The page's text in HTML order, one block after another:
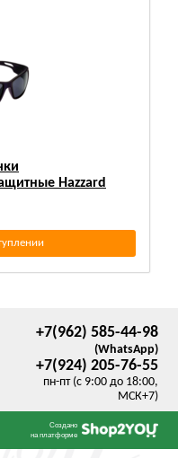
Hazzard
+7(962) 585-44-98
(WhatsApp)
+7(924) 205-76-55
пн-пт (с 9:00 до 18:00,
МСК+7)
Создано
на платформе